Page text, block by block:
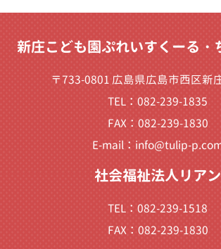
新庄こども園ぷれいすくーる・
〒733-0801 広島県広島市西区新
TEL：082-239-1835
FAX：082-239-1830
E-mail： info@tulip-
社会福祉法人リアン
TEL：082-239-1518
FAX：082-239-1830